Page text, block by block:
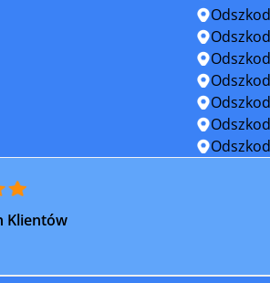
Sanok
Sokołów
Ulanów
Klientów